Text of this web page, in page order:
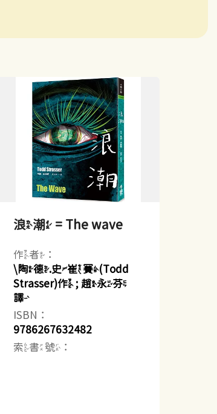
浪潮 = The wave
作者：
\陶德.史崔賽(Todd
Strasser)作 ; 趙永芬
譯
ISBN：
9786267632482
索書號：